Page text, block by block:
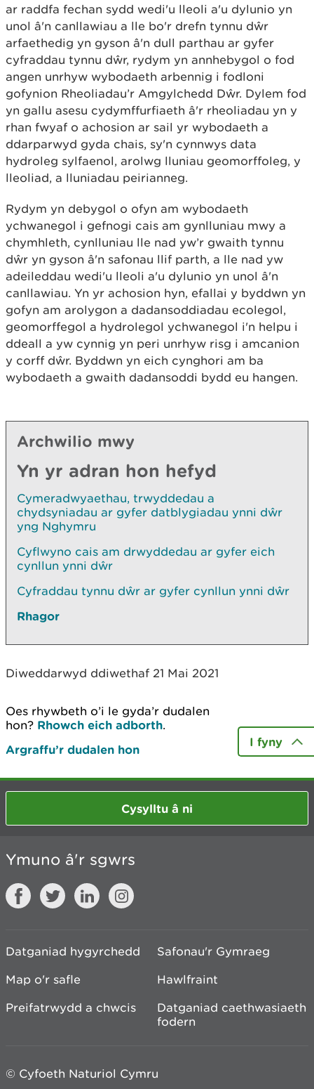
ar raddfa fechan sydd wedi'u lleoli a'u dylunio yn
unol â'n canllawiau a lle bo'r drefn tynnu dŵr
arfaethedig yn gyson â'n dull parthau ar gyfer
cyfraddau tynnu dŵr, rydym yn annhebygol o fod
angen unrhyw wybodaeth arbennig i fodloni
gofynion Rheoliadau’r Amgylchedd Dŵr. Dylem fod
yn gallu asesu cydymffurfiaeth â'r rheoliadau yn y
rhan fwyaf o achosion ar sail yr wybodaeth a
ddarparwyd gyda chais, sy'n cynnwys data
hydroleg sylfaenol, arolwg lluniau geomorffoleg, y
lleoliad, a lluniadau peirianneg.
Rydym yn debygol o ofyn am wybodaeth
ychwanegol i gefnogi cais am gynlluniau mwy a
chymhleth, cynlluniau lle nad yw’r gwaith tynnu
dŵr yn gyson â'n safonau llif parth, a lle nad yw
adeileddau wedi'u lleoli a'u dylunio yn unol â'n
canllawiau. Yn yr achosion hyn, efallai y byddwn yn
gofyn am arolygon a dadansoddiadau ecolegol,
geomorffegol a hydrolegol ychwanegol i'n helpu i
ddeall a yw cynnig yn peri unrhyw risg i amcanion
y corff dŵr. Byddwn yn eich cynghori am ba
wybodaeth a gwaith dadansoddi bydd eu hangen.
Archwilio mwy
Yn yr adran hon hefyd
Cymeradwyaethau, trwyddedau a
chydsyniadau ar gyfer datblygiadau ynni dŵr
yng Nghymru
Cyflwyno cais am drwyddedau ar gyfer eich
cynllun ynni dŵr
Cyfraddau tynnu dŵr ar gyfer cynllun ynni dŵr
Rhagor
Diweddarwyd ddiwethaf 21 Mai 2021
Oes rhywbeth o’i le gyda’r dudalen
hon? Rhowch eich adborth.
Argraffu’r dudalen hon
I fyny
Cysylltu â ni
Ymuno â'r sgwrs
Datganiad hygyrchedd
Safonau'r Gymraeg
Map o'r safle
Hawlfraint
Preifatrwydd a chwcis
Datganiad caethwasiaeth
fodern
© Cyfoeth Naturiol Cymru